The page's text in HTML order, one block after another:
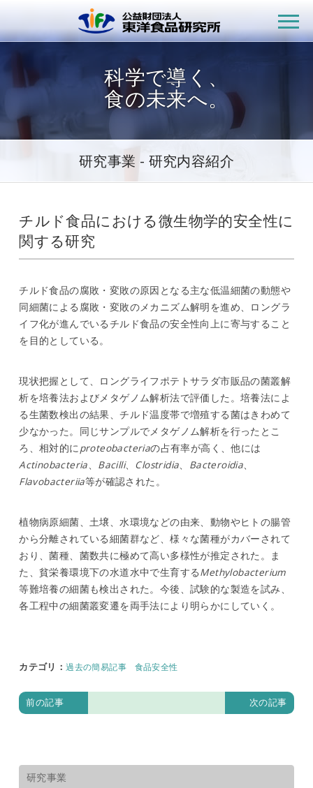
公益財団
科学で導く、
食の未来へ。
研究事業 - 研究内容紹介
チルド食品における微生物学的安全性に
関する研究
チルド食品の腐敗・変敗の原因となる主な低温細菌の動態や
同細菌による腐敗・変敗のメカニズム解明を進め、ロングラ
イフ化が進んでいるチルド食品の安全性向上に寄与すること
を目的としている。
現状把握として、ロングライフポテトサラダ市販品の菌叢解
析を培養法およびメタゲノム解析法で評価した。培養法によ
る生菌数検出の結果、チルド温度帯で増殖する菌はきわめて
少なかった。同じサンプルでメタゲノム解析を行ったとこ
ろ、相対的にproteobacteriaの占有率が高く、他には
Actinobacteria、 Bacilli、 Clostridia、 Bacteroidia、
Flavobacteriia等が確認された。
植物病原細菌、土壌、水環境などの由来、動物やヒトの腸管
から分離されている細菌群など、様々な菌種がカバーされて
おり、菌種、菌数共に極めて高い多様性が推定された。ま
た、貧栄養環境下の水道水中で生育するMethylobacterium
等難培養の細菌も検出された。今後、試験的な製造を試み、
各工程中の細菌叢変遷を両手法により明らかにしていく。
カテゴリ ：過去の簡易記事 食品安全性
前の記事 次の記事
研究事業